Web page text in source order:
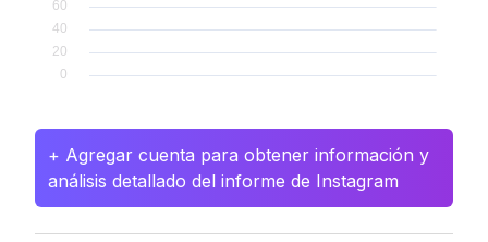
+ Agregar cuenta para obtener información y
análisis detallado del informe de Instagram